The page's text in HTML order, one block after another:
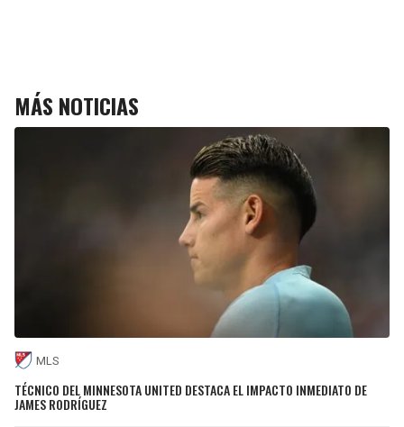
MÁS NOTICIAS
MLS
TÉCNICO DEL MINNESOTA UNITED DESTACA EL IMPACTO INMEDIATO DE
JAMES RODRÍGUEZ